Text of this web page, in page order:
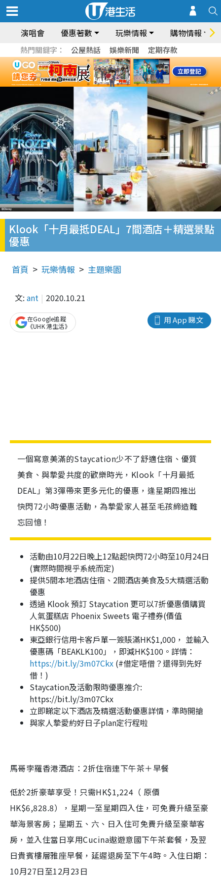
演唱會 優惠著數 玩樂情報 購物情報
熱門關鍵字： 公屋熱話 娛樂新聞 定期存款
Klook「十月最抵DEAL」7間酒店＋精選景點
優惠
首頁 玩樂情報 主題樂園
文: ant 2020.10.21
用 App 睇文
在Google追蹤
《UHK 港生活》
一個寫意美滿的Staycation少不了舒適住宿、優質
美食、與摯愛共度的歡樂時光，Klook「十月最抵
DEAL」第3彈帶來更多元化的優惠，逢星期四推出
快閃72小時優惠活動，為摯愛家人甚至毛孩締造難
忘回憶！
活動由10月22日晚上12點起快閃72小時至10月24日
(實際時間視乎系統而定)
提供5間本地酒店住宿、2間酒店美食及5大精選活動
優惠
透過 Klook 預訂 Staycation 更可以7折優惠價購買
人氣蛋糕店 Phoenix Sweets 電子禮券(價值
HK$500)
東亞銀行信用卡客戶單一簽賬滿HK$1,000， 並輸入
優惠碼「BEAKLK100」，即減HK$100。詳情：
https://bit.ly/3m07Ckx (#借定唔借？還得到先好
借！)
Staycation及活動限時優惠推介:
https://bit.ly/3m07Ckx
立即睇定以下酒店及精選活動優惠詳情，準時開搶
與家人摯愛約好日子plan定行程啦
馬哥孛羅香港酒店：2折住宿連下午茶＋早餐
低於2折豪華享受！只需HK$1,224（ 原價
HK$6,828.8），星期一至星期四入住，可免費升級至豪
華海景客房；星期五、六、日入住可免費升級至豪華客
房，並入住當日享用Cucina遨遊意國下午茶套餐，及翌
日貴賓樓層雅座早餐，延遲退房至下午4時。入住日期：
10月27日至12月23日